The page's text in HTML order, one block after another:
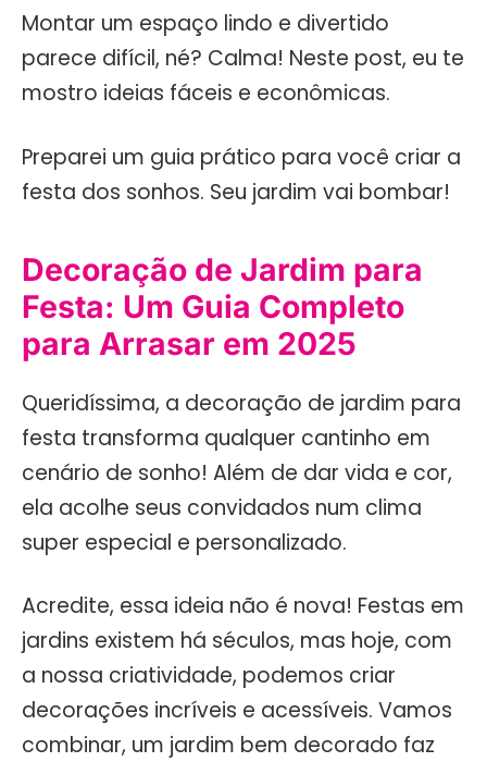
Montar um espaço lindo e divertido
parece difícil, né? Calma! Neste post, eu te
mostro ideias fáceis e econômicas.
Preparei um guia prático para você criar a
festa dos sonhos. Seu jardim vai bombar!
Decoração de Jardim para
Festa: Um Guia Completo
para Arrasar em 2025
Queridíssima, a decoração de jardim para
festa transforma qualquer cantinho em
cenário de sonho! Além de dar vida e cor,
ela acolhe seus convidados num clima
super especial e personalizado.
Acredite, essa ideia não é nova! Festas em
jardins existem há séculos, mas hoje, com
a nossa criatividade, podemos criar
decorações incríveis e acessíveis. Vamos
combinar, um jardim bem decorado faz